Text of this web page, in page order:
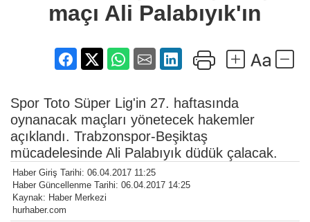
maçı Ali Palabıyık'ın
Spor Toto Süper Lig'in 27. haftasında
oynanacak maçları yönetecek hakemler
açıklandı. Trabzonspor-Beşiktaş
mücadelesinde Ali Palabıyık düdük çalacak.
Haber Giriş Tarihi: 06.04.2017 11:25
Haber Güncellenme Tarihi: 06.04.2017 14:25
Kaynak: Haber Merkezi
hurhaber.com